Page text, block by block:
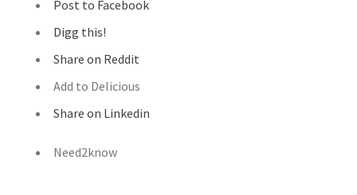
Post to Facebook
Digg this!
Share on Reddit
Add to Delicious
Share on Linkedin
Need2know